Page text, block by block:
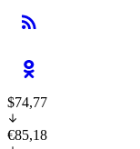
$74,77
€85,18